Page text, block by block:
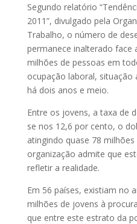
Segundo relatório
2011”, divulgado pela
Trabalho, o número de
permanece inalterado face
milhões de pessoas em
ocupação laboral, situação
há dois anos e meio.
Entre os jovens, a taxa de
se nos 12,6 por cento, o
atingindo quase 78
organização admite que
refletir a realidade.
Em 56 países, existiam no
milhões de jovens à
que entre este estrato da